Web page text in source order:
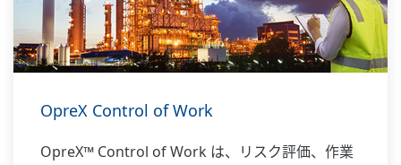
OpreX Control of Work
OpreX™ Control of Work は、リスク評価、作業